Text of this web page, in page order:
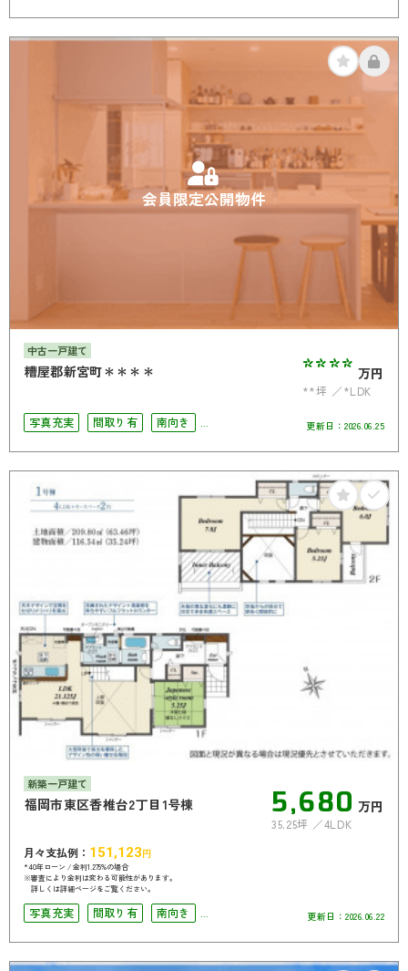
会員限定公開物件
中古一戸建て
糟屋郡新宮町＊＊＊＊ **** 万円
**坪
*LDK
写真充実
間取り有
南向き
南面バルコニー
オール電化
更新日： 2026.06.25
新築一戸建て
福岡市東区香椎台2丁目1号棟 5,680 万円
35.25坪
4LDK
月々支払例： 151,123 円
*40年ローン / 金利1.275%の場合
※審査により金利は変わる可能性があります。
詳しくは詳細ページをご覧ください。
写真充実 間取り有
南向き
南面バルコニー
更新日： 2026.06.22